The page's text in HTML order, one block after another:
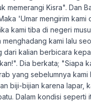
memerangi Kisra". Dan
'Umar mengirim kami
kami tiba di negeri
kami lalu
kalian berbicara
Dia berkata; "Siapa
yang sebelumnya
biji-bijian karena lapar,
Dalam kondisi seperti